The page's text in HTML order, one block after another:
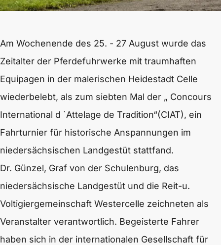
Am Wochenende des 25. - 27 August wurde das
Zeitalter der Pferdefuhrwerke mit traumhaften
Equipagen in der malerischen Heidestadt Celle
wiederbelebt, als zum siebten Mal der „ Concours
International d `Attelage de Tradition“(CIAT), ein
Fahrturnier für historische Anspannungen im
niedersächsischen Landgestüt stattfand.
Dr. Günzel, Graf von der Schulenburg, das
niedersächsische Landgestüt und die Reit-u.
Voltigiergemeinschaft Westercelle zeichneten als
Veranstalter verantwortlich. Begeisterte Fahrer
haben sich in der internationalen Gesellschaft für